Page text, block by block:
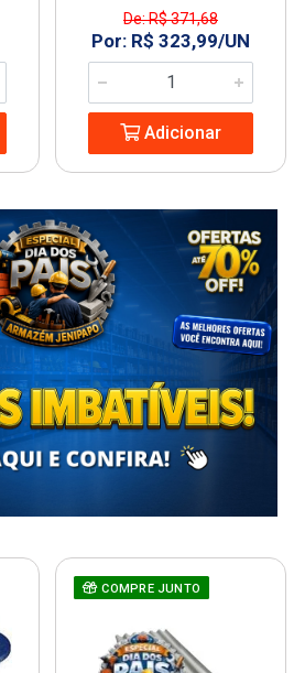
De: R$ 371,68
Por: R$ 323,99/UN
Adicionar
COMPRE JUNTO